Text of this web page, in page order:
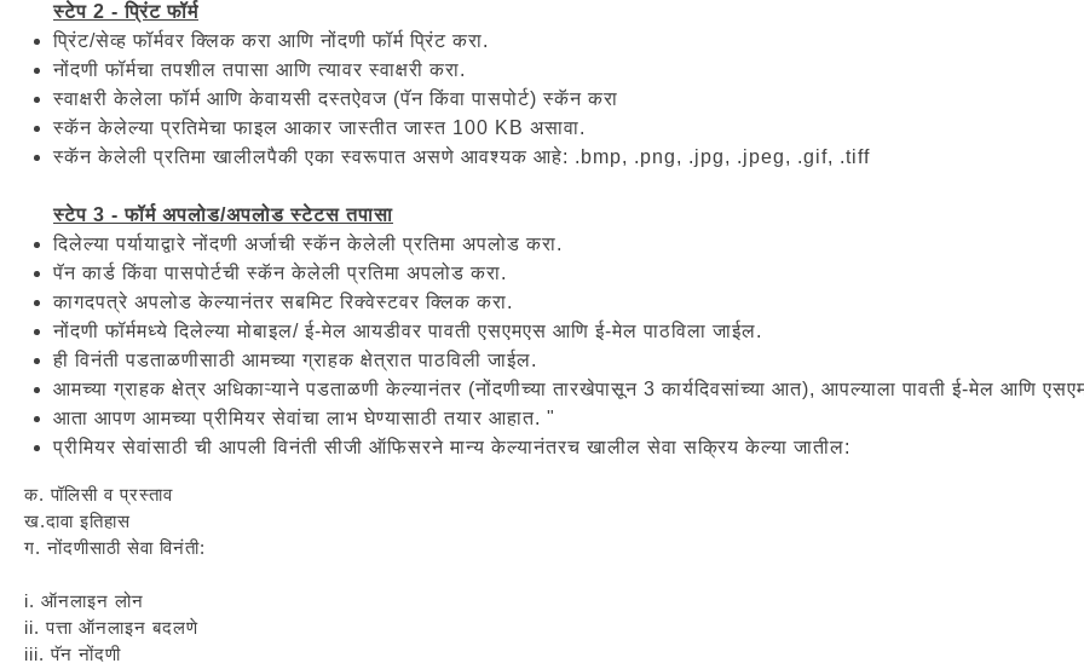
स्टेप 2 - प्रिंट फॉर्म
प्रिंट/सेव्ह फॉर्मवर क्लिक करा आणि नोंदणी फॉर्म प्रिंट करा.
नोंदणी फॉर्मचा तपशील तपासा आणि त्यावर स्वाक्षरी करा.
स्वाक्षरी केलेला फॉर्म आणि केवायसी दस्तऐवज (पॅन किंवा पासपोर्ट) स्कॅन करा
स्कॅन केलेल्या प्रतिमेचा फाइल आकार जास्तीत जास्त 100 KB असावा.
स्कॅन केलेली प्रतिमा खालीलपैकी एका स्वरूपात असणे आवश्यक आहे: .bmp, .png, .jpg, .jpeg, .gif, .tiff
स्टेप 3 - फॉर्म अपलोड/अपलोड स्टेटस तपासा
दिलेल्या पर्यायाद्वारे नोंदणी अर्जाची स्कॅन केलेली प्रतिमा अपलोड करा.
पॅन कार्ड किंवा पासपोर्टची स्कॅन केलेली प्रतिमा अपलोड करा.
कागदपत्रे अपलोड केल्यानंतर सबमिट रिक्वेस्टवर क्लिक करा.
नोंदणी फॉर्ममध्ये दिलेल्या मोबाइल/ ई-मेल आयडीवर पावती एसएमएस आणि ई-मेल पाठविला जाईल.
ही विनंती पडताळणीसाठी आमच्या ग्राहक क्षेत्रात पाठविली जाईल.
आमच्या ग्राहक क्षेत्र अधिकाऱ्याने पडताळणी केल्यानंतर (नोंदणीच्या तारखेपासून 3 कार्यदिवसांच्या आत), आपल्याला पावती ई-मेल आणि
आता आपण आमच्या प्रीमियर सेवांचा लाभ घेण्यासाठी तयार आहात. "
प्रीमियर सेवांसाठी ची आपली विनंती सीजी ऑफिसरने मान्य केल्यानंतरच खालील सेवा सक्रिय केल्या जातील:
क. पॉलिसी व प्रस्ताव
ख.दावा इतिहास
ग. नोंदणीसाठी सेवा विनंती:
i. ऑनलाइन लोन
ii. पत्ता ऑनलाइन बदलणे
iii. पॅन नोंदणी